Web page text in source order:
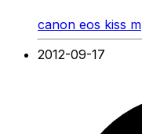
canon eos kiss m
2012-09-17